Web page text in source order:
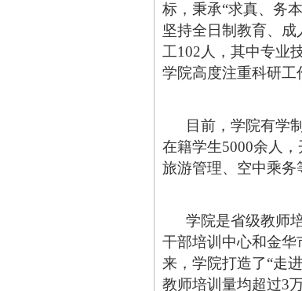
标，秉承“求真、务
坚持全日制教育、成
工102人，其中专业
学院高度注重科研工
目前，学院有学
在籍学生5000余人
旅游管理、空中乘务
学院是省级教师培
干部培训中心和金
来，学院打造了“走
教师培训量均超过3